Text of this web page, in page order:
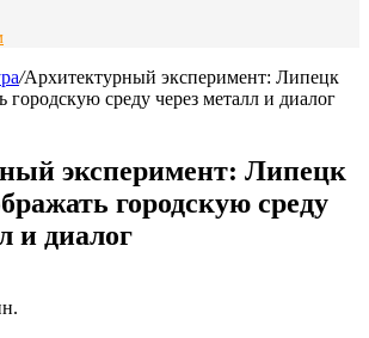
/Архитектурный эксперимент: Липецк
городскую среду через металл и диалог
эксперимент: Липецк
городскую среду
и диалог